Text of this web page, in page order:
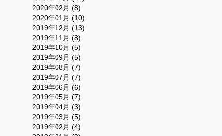
2020年02月 (8)
2020年01月 (10)
2019年12月 (13)
2019年11月 (8)
2019年10月 (5)
2019年09月 (5)
2019年08月 (7)
2019年07月 (7)
2019年06月 (6)
2019年05月 (7)
2019年04月 (3)
2019年03月 (5)
2019年02月 (4)